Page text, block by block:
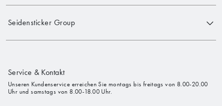
Seidensticker Group
Service & Kontakt
Unseren Kundenservice erreichen Sie montags bis freitags von 8.00-20.00
Uhr und samstags von 8.00-18.00 Uhr.